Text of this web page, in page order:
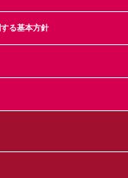
る基本方針